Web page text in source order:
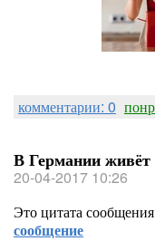
комментарии: 0
В Германии
20-04-2017 10:26
Это цитата сообщения
сообщение